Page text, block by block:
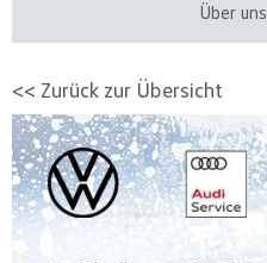
Über uns
<< Zurück zur Übersicht